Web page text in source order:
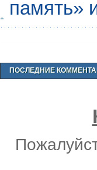
память»
ПОСЛЕДНИЕ